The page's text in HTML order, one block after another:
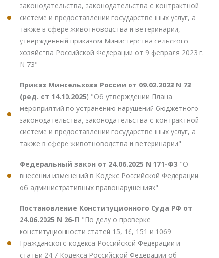
законодательства, законодательства о контрактной
системе и предоставлении государственных услуг, а
также в сфере животноводства и ветеринарии,
утвержденный приказом Министерства сельского
хозяйства Российской Федерации от 9 февраля 2023 г.
N 73"
Приказ Минсельхоза России от 09.02.2023 N 73
(ред. от 14.10.2025) "Об утверждении Плана
мероприятий по устранению нарушений бюджетного
законодательства, законодательства о контрактной
системе и предоставлении государственных услуг, а
также в сфере животноводства и ветеринарии"
Федеральный закон от 24.06.2025 N 171-ФЗ "О
внесении изменений в Кодекс Российской Федерации
об административных правонарушениях"
Постановление Конституционного Суда РФ от
24.06.2025 N 26-П "По делу о проверке
конституционности статей 15, 16, 151 и 1069
Гражданского кодекса Российской Федерации и
статьи 24.7 Кодекса Российской Федерации об